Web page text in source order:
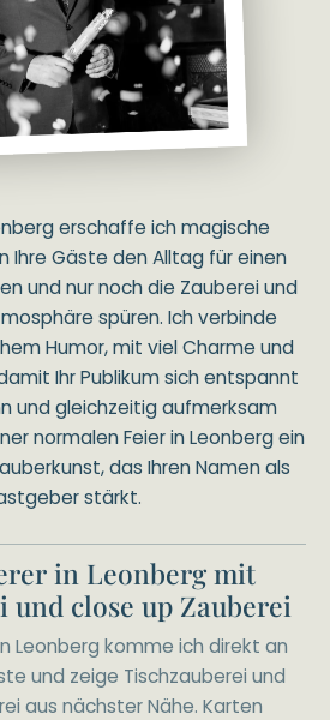
erschaffe ich magische
Ihre Gäste den Alltag für einen
und nur noch die Zauberei und
spüren. Ich verbinde
Humor, mit viel Charme und
Ihr Publikum sich entspannt
und gleichzeitig aufmerksam
normalen Feier in Leonberg ein
das Ihren Namen als
stärkt.
in Leonberg mit
und close up Zauberei
Leonberg komme ich direkt an
und zeige Tischzauberei und
aus nächster Nähe. Karten